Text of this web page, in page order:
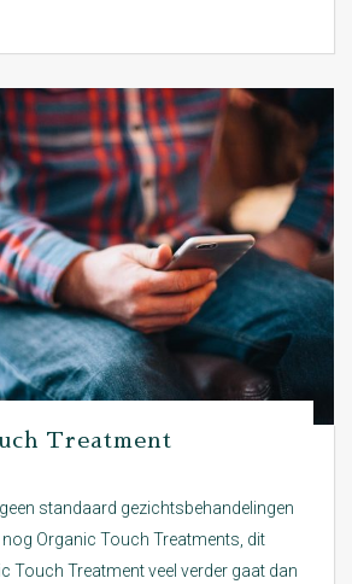
Treatment
standaard gezichtsbehandelingen
nog Organic Touch Treatments, dit
Touch Treatment veel verder gaat dan